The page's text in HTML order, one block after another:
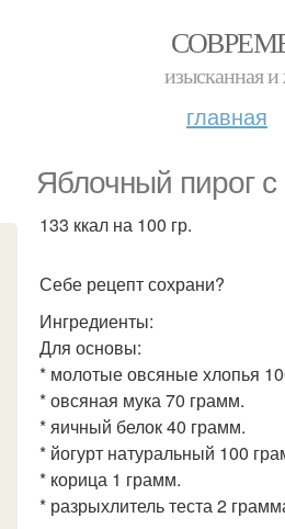
изысканная и
главная
Яблочный пирог
133 ккал на 100 гр.
Себе рецепт сохрани?
Ингредиенты:
Для основы:
* молотые овсяные хлопья
* овсяная мука 70 грамм.
* яичный белок 40 грамм.
* йогурт натуральный 100
* корица 1 грамм.
* разрыхлитель теста 2